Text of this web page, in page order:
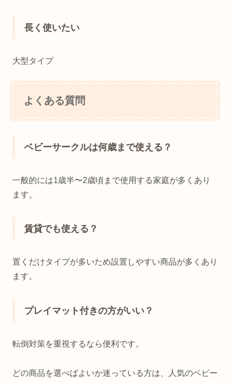
長く使いたい
大型タイプ
よくある質問
ベビーサークルは何歳まで使える？
一般的には1歳半〜2歳頃まで使用する家庭が多くあり
ます。
賃貸でも使える？
置くだけタイプが多いため設置しやすい商品が多くあり
ます。
プレイマット付きの方がいい？
転倒対策を重視するなら便利です。
どの商品を選べばよいか迷っている方は、人気のベビー